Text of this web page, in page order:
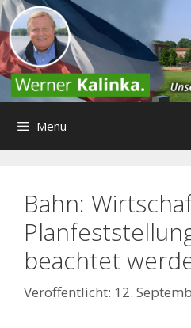
Zum
Inhalt
springen
Menu
Bahn:
beachtet
12.